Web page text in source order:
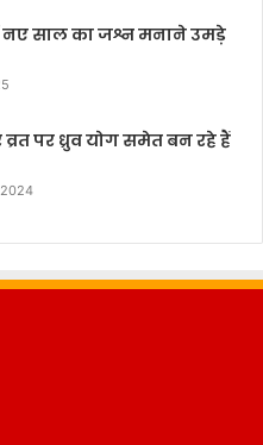
नए साल का जश्न मनाने उमड़े
पर ध्रुव योग समेत बन रहे हैं